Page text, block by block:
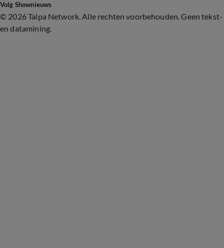
Volg Shownieuws
© 2026 Talpa Network. Alle rechten voorbehouden. Geen tekst-
en datamining.